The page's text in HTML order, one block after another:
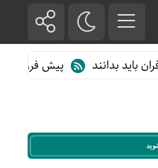
باید بدانند پیش فروش بلیت